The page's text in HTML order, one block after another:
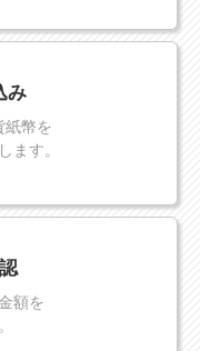
み
紙幣を
ます。
額を